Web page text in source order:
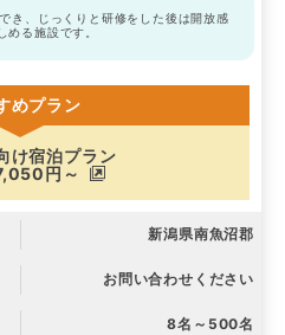
き、じっくりと研修をした後は開放感
める施設です。
めプラン
け宿泊プラン
円～
新潟県南魚沼郡
お問い合わせください
8名～500名